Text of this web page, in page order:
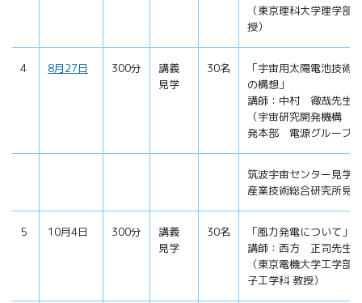
（東京理科大学理学
授）
4 8月27日 300分
講義
見学
30名
「宇宙用太陽電池技術
の構想」
講師：中村 徹哉先生
（宇宙研究開発機構
発本部 電源グループ）
筑波宇宙センター見学
産業技術総合研究所見学
5 10月4日 300分
講義
見学
30名
「風力発電について」
講師：西方 正司先生
（東京電機大学工学部
子工学科 教授）